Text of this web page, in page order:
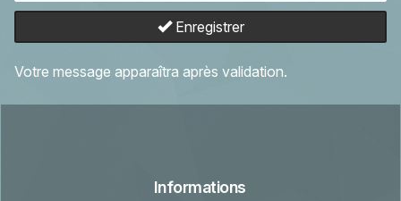
Enregistrer
Votre message apparaîtra après validation.
Informations